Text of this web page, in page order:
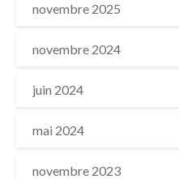
novembre 2025
novembre 2024
juin 2024
mai 2024
novembre 2023